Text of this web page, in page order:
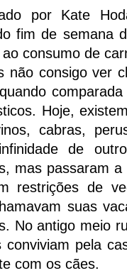
por Kate
fim de semana
consumo de
não consigo ver
Hoje,
cabras,
de
mas passaram
restrições de
suas
No antigo meio
conviviam pela
com os cães.